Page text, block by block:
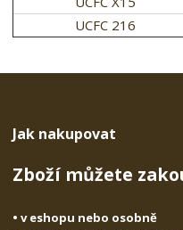
UCFC 216
Jak nakupovat
Zboží můžete
• v eshopu nebo osobně